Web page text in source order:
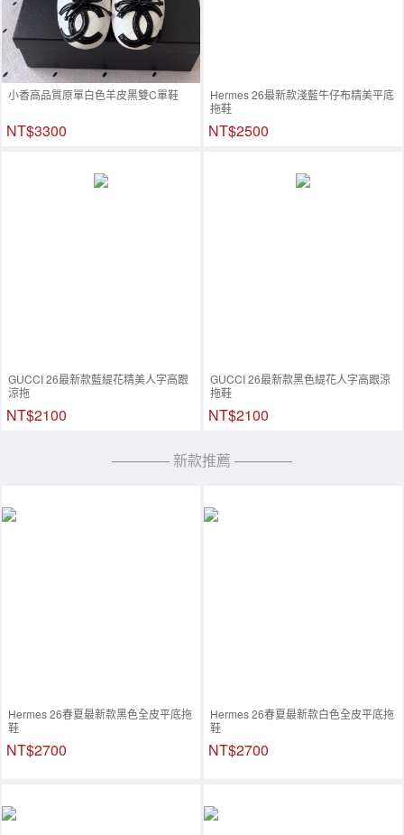
小香高品質原單白色羊皮黑雙C單鞋
NT$3300
Hermes 26最新款淺藍牛仔布精美平底
拖鞋
NT$2500
GUCCI 26最新款藍緹花精美人字高跟
涼拖
NT$2100
GUCCI 26最新款黑色緹花人字高跟涼
拖鞋
NT$2100
———— 新款推薦 ————
Hermes 26春夏最新款黑色全皮平底拖
鞋
NT$2700
Hermes 26春夏最新款白色全皮平底拖
鞋
NT$2700